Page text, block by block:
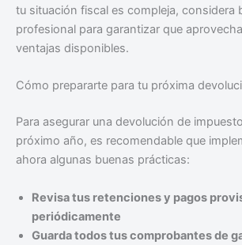
tu situación fiscal es compleja, considera
profesional para garantizar que
ventajas disponibles.
Cómo prepararte para tu próxima
Para asegurar una devolución de
próximo año, es recomendable que
ahora algunas buenas prácticas:
Revisa tus retenciones y pagos
periódicamente
Guarda todos tus comprobantes de